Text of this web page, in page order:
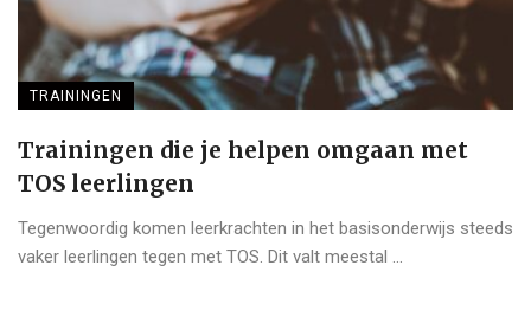
TRAININGEN
Trainingen die je helpen omgaan met
TOS leerlingen
Tegenwoordig komen leerkrachten in het basisonderwijs steeds
vaker leerlingen tegen met TOS. Dit valt meestal ...